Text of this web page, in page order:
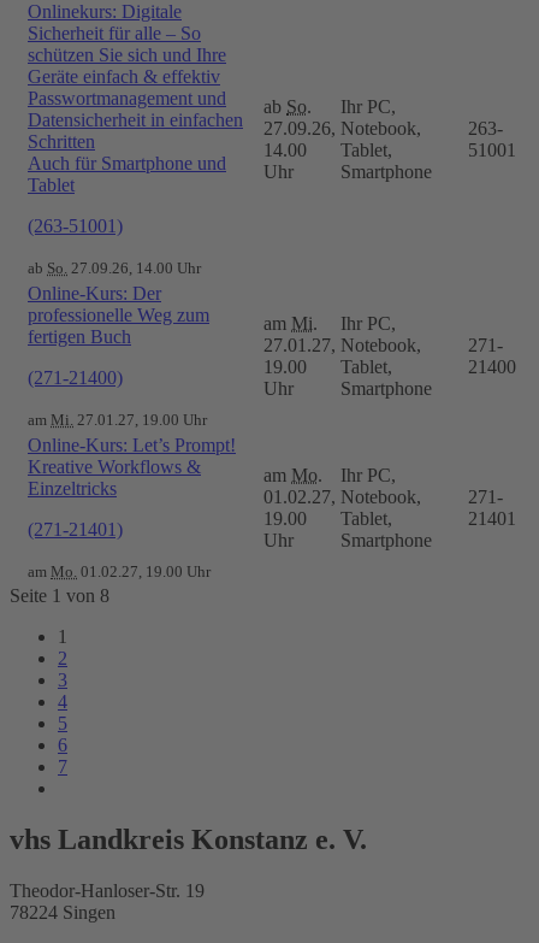
Onlinekurs: Digitale
Sicherheit für alle – So
schützen Sie sich und Ihre
Geräte einfach & effektiv
Passwortmanagement und
Datensicherheit in einfachen
Schritten
Auch für Smartphone und
Tablet
(263-51001)
ab So. 27.09.26, 14.00 Uhr
ab So.
27.09.26,
14.00
Uhr
Ihr PC,
Notebook,
Tablet,
Smartphone
263-
51001
Online-Kurs: Der
professionelle Weg zum
fertigen Buch
(271-21400)
am Mi. 27.01.27, 19.00 Uhr
am Mi.
27.01.27,
19.00
Uhr
Ihr PC,
Notebook,
Tablet,
Smartphone
271-
21400
Online-Kurs: Let’s Prompt!
Kreative Workflows &
Einzeltricks
(271-21401)
am Mo. 01.02.27, 19.00 Uhr
am Mo.
01.02.27,
19.00
Uhr
Ihr PC,
Notebook,
Tablet,
Smartphone
271-
21401
Seite 1 von 8
1
2
3
4
5
6
7
vhs Landkreis Konstanz e. V.
Theodor-Hanloser-Str. 19
78224 Singen